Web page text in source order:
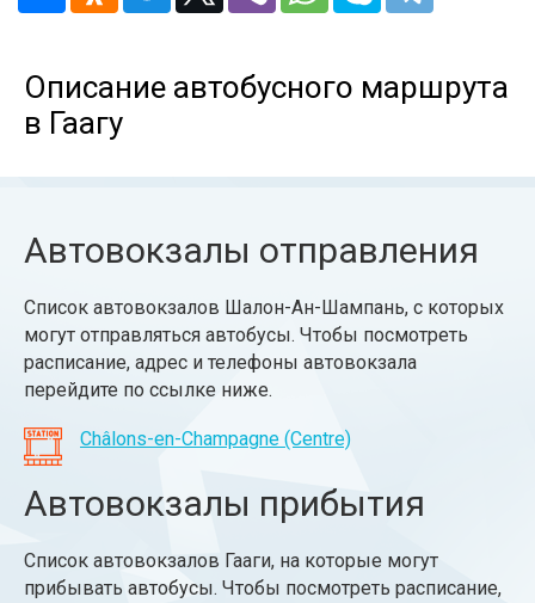
Описание автобусного маршрута
в Гаагу
Автовокзалы отправления
Список автовокзалов Шалон-Ан-Шампань, с которых
могут отправляться автобусы. Чтобы посмотреть
расписание, адрес и телефоны автовокзала
перейдите по ссылке ниже.
Châlons-en-Champagne (Centre)
Автовокзалы прибытия
Список автовокзалов Гааги, на которые могут
прибывать автобусы. Чтобы посмотреть расписание,